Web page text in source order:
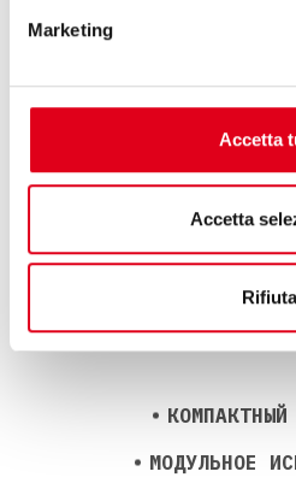
Marketing
Accetta
Accetta
Rifiuta
используя различные
для
МОДУЛЬНОЕ